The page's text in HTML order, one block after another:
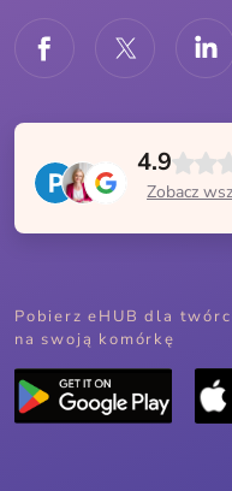
4.9
Zobacz
Pobierz eHUB dla
na swoją komórkę